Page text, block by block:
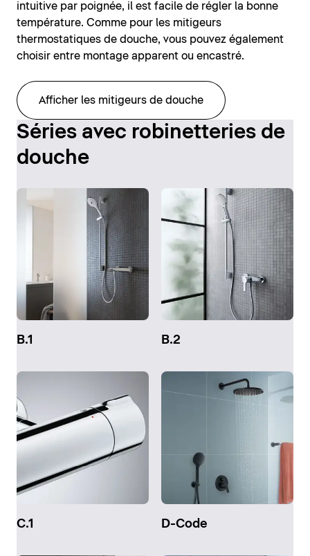
intuitive par poignée, il est facile de régler la bonne
température. Comme pour les mitigeurs
thermostatiques de douche, vous pouvez également
choisir entre montage apparent ou encastré.
Afficher les mitigeurs de douche
Séries avec robinetteries de
douche
B.1 B.2
C.1 D-Code